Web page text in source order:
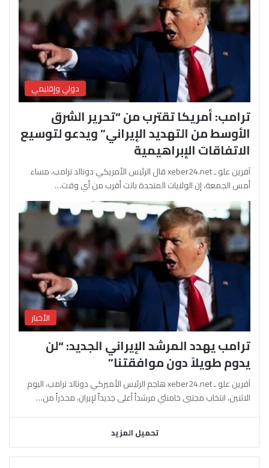
دولي وإقليمي
ترامب: أمريكا تقترب من “تحرير الشرق
الأوسط من التهديد الإيراني” ويدعو لتوسيع
الاتفاقات الإبراهيمية
آفرين علو ـ xeber24.net قال الرئيس الأمريكي دونالد ترامب، مساء
أمس الجمعة، إن الولايات المتحدة باتت أقرب من أي وقت…
الأخبار
ترامب يهدد المرشد الإيراني الجديد: “لن
يدوم طويلاً دون موافقتنا”
آفرين علو ـ xeber24.net هاجم الرئيس الأميركي دونالد ترامب، اليوم
الاثنين، انتخاب مجتبى خامنئي مرشداً أعلى جديداً لإيران، محذراً من…
تحميل المزيد